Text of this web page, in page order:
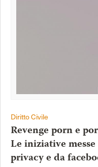
Diritto Civile
Revenge porn e
Le iniziative
privacy e da